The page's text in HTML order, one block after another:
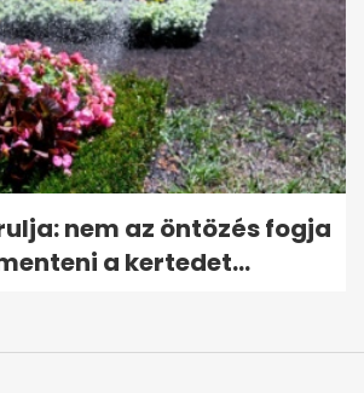
nem az öntözés fogja
a kertedet...